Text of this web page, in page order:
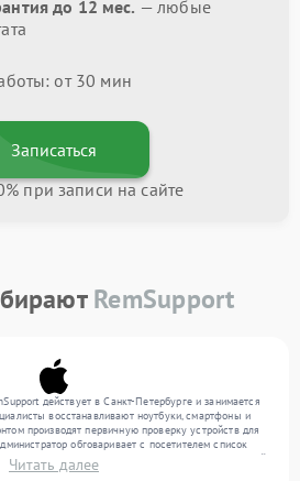
до 12 мес. — любые
от 30 мин
Записаться
при записи на сайте
RemSupport
действует в Санкт-Петербурге и занимается
восстанавливают ноутбуки, смартфоны и
производят первичную проверку устройств для
обговаривает с посетителем список
техники осуществляют восстановление с заменой
По окончании работ их качество подтверждается
Читать далее